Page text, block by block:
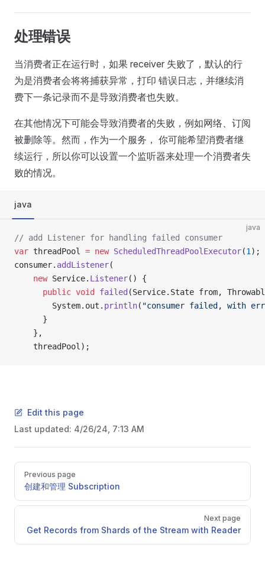
处理错误
当消费者正在运行时，如果 receiver 失败了，默认的行
为是消费者会将将捕获异常，打印 错误日志，并继续消
费下一条记录而不是导致消费者也失败。
在其他情况下可能会导致消费者的失败，例如网络、订阅
被删除等。然而，作为一个服务， 你可能希望消费者继
续运行，所以你可以设置一个监听器来处理一个消费者失
败的情况。
java
java
// add Listener for handling failed consumer
var threadPool = new ScheduledThreadPoolExecutor(1 );
consumer. addListener(
    new
Service. Listener() {
      public
void failed (Service.State from,
        System.out.
println( "consumer failed, with
      }
    },
    threadPool);
Edit this page
Last updated: 4/26/24, 7:13 AM
Previous page
创建和管理 Subscription
Next page
Get Records from Shards of the Stream with Reader